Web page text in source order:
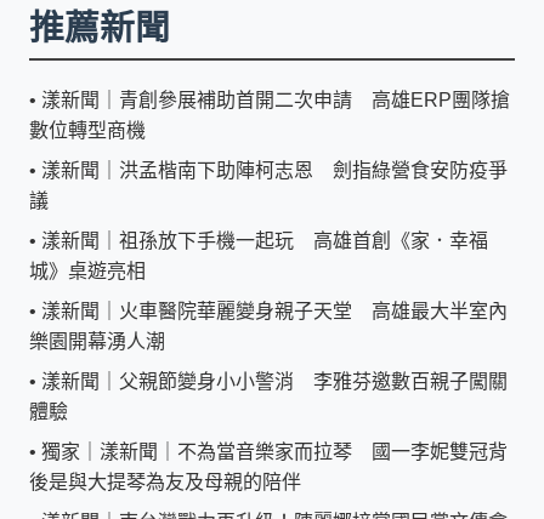
推薦新聞
• 漾新聞｜青創參展補助首開二次申請 高雄ERP團隊搶
數位轉型商機
• 漾新聞｜洪孟楷南下助陣柯志恩 劍指綠營食安防疫爭
議
• 漾新聞｜祖孫放下手機一起玩 高雄首創《家．幸福
城》桌遊亮相
• 漾新聞｜火車醫院華麗變身親子天堂 高雄最大半室內
樂園開幕湧人潮
• 漾新聞｜父親節變身小小警消 李雅芬邀數百親子闖關
體驗
• 獨家｜漾新聞｜不為當音樂家而拉琴 國一李妮雙冠背
後是與大提琴為友及母親的陪伴